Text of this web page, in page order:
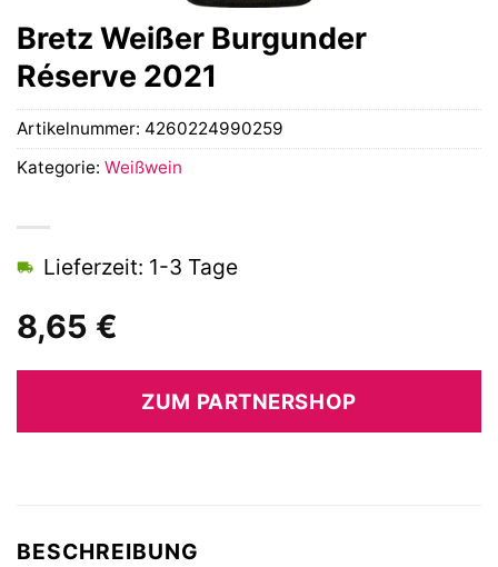
Bretz Weißer Burgunder
Réserve 2021
8,65 €
Lieferzeit: 1-3 Tage
ZUM PARTNERSHOP
Artikelnummer: 4260224990259
Kategorie: Weißwein
BESCHREIBUNG